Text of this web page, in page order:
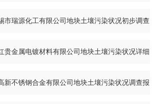
市瑞源化工有限公司地块土壤污染状况初步调查
贵金属电镀材料有限公司地块土壤污染状况详细
新不锈钢合金有限公司地块土壤污染状况调查报